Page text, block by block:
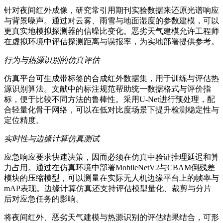
针对夜间红外成像，研究常引用期刊实验数据来还原光谱响应
与背景噪声。通过对云雾、雨雪与地面湿度的参数建模，可以
更真实地模拟探测器的信噪比变化。恶劣天气建模允许工程师
在虚拟环境中评估探测距离与误报率，为实地部署提供参考。
行为与热源识别的仿真评估
仿真平台可生成带标签的合成红外数据集，用于训练与评估热
源识别算法。文献中的标注规范帮助统一数据格式与评价指
标，便于比较不同方法的鲁棒性。采用U-Net进行预处理，配
合轻量化骨干网络，可以在低对比度场景下提升检测稳定性与
定位精度。
实时性与边缘计算仿真测试
应急响应要求快速决策，因而必须在仿真中验证推理延迟和算
力占用。通过在仿真环境中部署MobileNetV2与CBAM倒残差
模块的压缩模型，可以测量在实际无人机边缘平台上的帧率与
mAP表现。边缘计算仿真还支持评估模型量化、裁剪与分片
后对应急任务的影响。
将夜间红外、恶劣天气建模与热源识别的评估结果结合，可形